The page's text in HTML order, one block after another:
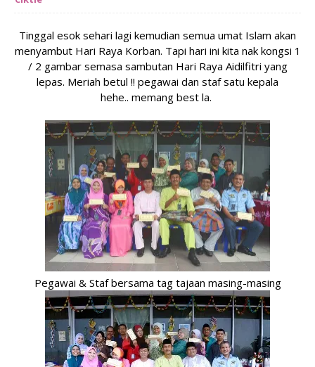
Tinggal esok sehari lagi kemudian semua umat Islam akan
menyambut Hari Raya Korban. Tapi hari ini kita nak kongsi 1
/ 2 gambar semasa sambutan Hari Raya Aidilfitri yang
lepas. Meriah betul !! pegawai dan staf satu kepala
hehe.. memang best la.
Pegawai & Staf bersama tag tajaan masing-masing